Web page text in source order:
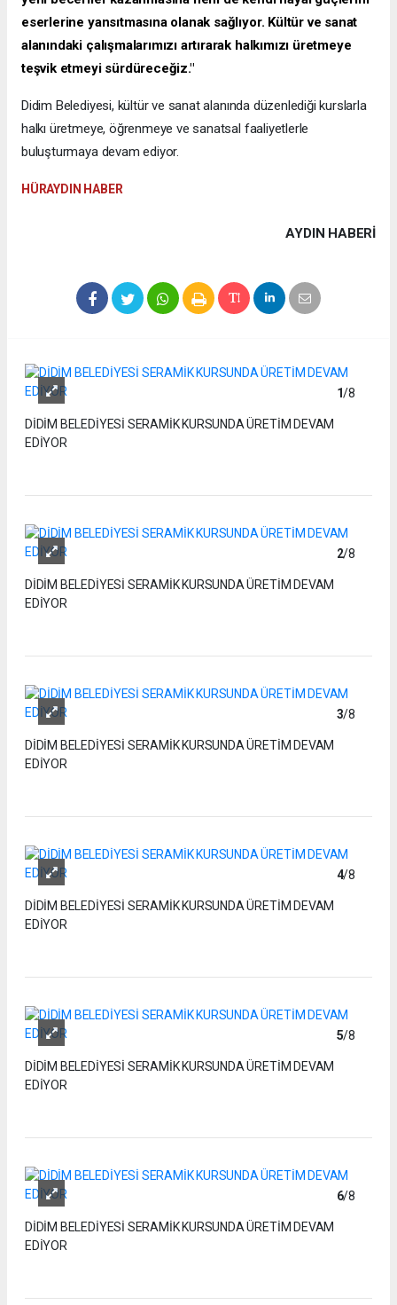
eserlerine yansıtmasına olanak sağlıyor. Kültür ve sanat
alanındaki çalışmalarımızı artırarak halkımızı üretmeye
teşvik etmeyi sürdüreceğiz."
Didim Belediyesi, kültür ve sanat alanında düzenlediği kurslarla
halkı üretmeye, öğrenmeye ve sanatsal faaliyetlerle
buluşturmaya devam ediyor.
HÜRAYDIN HABER
AYDIN HABERİ
1/8
DİDİM BELEDİYESİ SERAMİK KURSUNDA ÜRETİM DEVAM
EDİYOR
2/8
DİDİM BELEDİYESİ SERAMİK KURSUNDA ÜRETİM DEVAM
EDİYOR
3/8
DİDİM BELEDİYESİ SERAMİK KURSUNDA ÜRETİM DEVAM
EDİYOR
4/8
DİDİM BELEDİYESİ SERAMİK KURSUNDA ÜRETİM DEVAM
EDİYOR
5/8
DİDİM BELEDİYESİ SERAMİK KURSUNDA ÜRETİM DEVAM
EDİYOR
6/8
DİDİM BELEDİYESİ SERAMİK KURSUNDA ÜRETİM DEVAM
EDİYOR